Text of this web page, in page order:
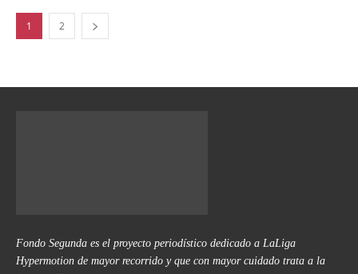
1 2
Fondo Segunda es el proyecto periodístico dedicado a LaLiga
Hypermotion de mayor recorrido y que con mayor cuidado trata a la